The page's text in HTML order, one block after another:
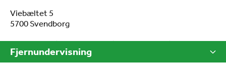
Viebæltet 5
5700 Svendborg
Fjernundervisning